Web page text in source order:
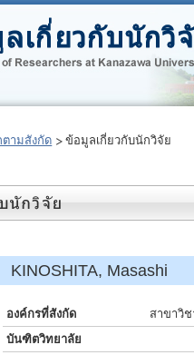
ตามสังกัด ข้อมูลเกี่ยวกับนักวิจัย
Masashi
องค์กรที่สังกัด
สาขาวิ
บันฑิตวิทยาลัย